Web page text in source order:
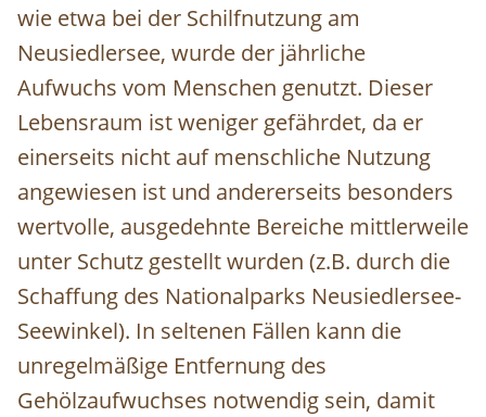
wie etwa bei der Schilfnutzung am
Neusiedlersee, wurde der jährliche
Aufwuchs vom Menschen genutzt. Dieser
Lebensraum ist weniger gefährdet, da er
einerseits nicht auf menschliche Nutzung
angewiesen ist und andererseits besonders
wertvolle, ausgedehnte Bereiche mittlerweile
unter Schutz gestellt wurden (z.B. durch die
Schaffung des Nationalparks Neusiedlersee-
Seewinkel). In seltenen Fällen kann die
unregelmäßige Entfernung des
Gehölzaufwuchses notwendig sein, damit